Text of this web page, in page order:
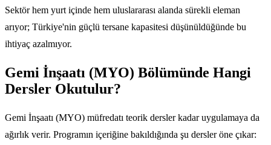
Sektör hem yurt içinde hem uluslararası alanda sürekli eleman
arıyor; Türkiye'nin güçlü tersane kapasitesi düşünüldüğünde bu
ihtiyaç azalmıyor.
Gemi İnşaatı (MYO) Bölümünde Hangi
Dersler Okutulur?
Gemi İnşaatı (MYO) müfredatı teorik dersler kadar uygulamaya da
ağırlık verir. Programın içeriğine bakıldığında şu dersler öne çıkar: